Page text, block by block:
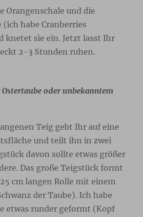
Orangenschale und die
habe Cranberries
knetet sie ein. Jetzt lasst Ihr
2-3 Stunden ruhen.
oder unbekanntem
Teig gebt Ihr auf eine
und teilt ihn in zwei
davon sollte etwas größer
Das große Teigstück formt
cm langen Rolle mit einem
der Taube). Ich habe
etwas runder geformt (Kopf